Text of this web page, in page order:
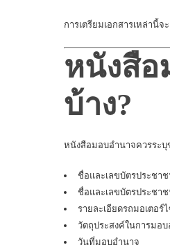
การเตรียมเอกสารเหล่านี้
หนังสือ
บ้าง?
หนังสือมอบอำนาจควรระ
ชื่อและเลขบัตรประชา
ชื่อและเลขบัตรประชา
รายละเอียดรถมอเตอร์
วัตถุประสงค์ในการมอบ
วันที่มอบอำนาจ